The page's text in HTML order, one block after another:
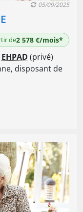
05/09/2025
de2 578 €/mois*
EHPAD (privé)
disposant de